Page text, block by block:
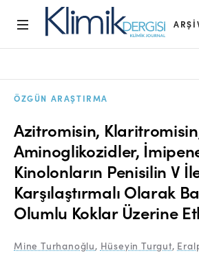
Arşiv
Açık Erişim İlkesi
Yayın Kurulu
Etik İlkeler
Danışmanlık Süreci
ÖZGÜN ARAŞTIRMA
Azitromisin,
Aminoglikozidler,
Kinolonların Penisilin V
Karşılaştırmalı Olarak
Olumlu Koklar Üzerine
Mine Turhanoğlu, Hüseyin Turgut,